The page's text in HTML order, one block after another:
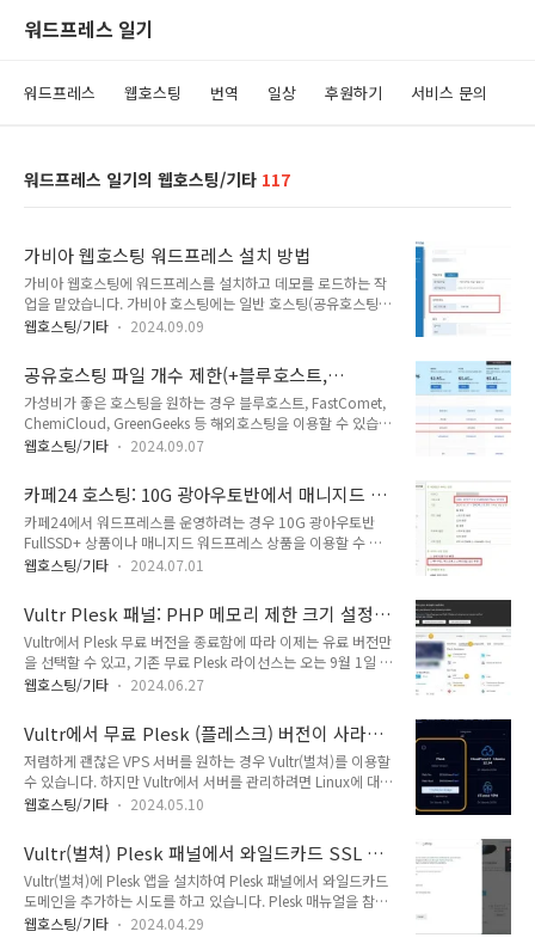
워드프레스 일기
워드프레스 웹호스팅 번역 일상 후원하기 서비스 문의
워드프레스 일기의 웹호스팅/기타 117
가비아 웹호스팅 워드프레스 설치 방법
가비아 웹호스팅에 워드프레스를 설치하고 데모를 로드하는 작
업을 맡았습니다. 가비아 호스팅에는 일반 호스팅(공유호스팅)
과 워드프레스 호스팅이 있습니다. 워드프레스 호스팅에 가입하
은 워드프레스 호스팅이 아닌 일반 웹호스팅 상품이었습니다.참
고로 가성비 좋은 웹호스팅을 원하는 경우 패스트코멧과 같은 해
외 공유호스팅이 하나의 옵션이 될 수 있습니다. 특히 블루호스
트와 비슷한 레벨의 케미클라우드(ChemiCloud)는 2024년 7
월 말에 서울 서버를 도입하여 국내에서도 속도가 빠릅니다.📍
워드프레스 설치 방법가비아에 웹호스팅을 추가하면 PHP 7.3
이 기본적으로 적용되는 것 같습니다. 먼저 ..
웹호스팅/기타 2024.09.09
공유호스팅 파일 개수 제한(+블루호스트,
FastComet, ChemiCloud 등) - 아이노드 제한
가성비가 좋은 호스팅을 원하는 경우 블루호스트, FastComet,
ChemiCloud, GreenGeeks 등 해외호스팅을 이용할 수 있습니
다. 공유호스팅에서는 트래픽과 공간이 무제한 제공되므로 저렴
다. 하지만 공유호스팅에서는 파일 개수 제한이 있습니다. 호스
팅에 따라 200,000개부터 500,000개 사이의 제한이 적용될
수 있습니다.비교적 저렴하면서 괜찮은 웹호스팅을 원하는 경우
패스트코멧, 케미클라우드와 같은 호스팅을 고려할 수 있습니다.
특히 케미클라우드는 서울 서버를 추가하여 우리나라에서도 빠
울 서버 추가케미클라우드(ChemiCloud)는 우리나라에는 덜
알려졌지만 ..
웹호스팅/기타 2024.09.07
카페24 호스팅: 10G 광아우토반에서 매니지드 워
드프레스로 변경 작업
카페24에서 워드프레스를 운영하려는 경우 10G 광아우토반
FullSSD+ 상품이나 매니지드 워드프레스 상품을 이용할 수 있
습니다. 매니지드 호스팅에서는 무료 SSL 인증서가 제공되므로
가 없습니다. 얼마 전까지 10G 광아우토반을 이용하다 매니지
드 워드프레스 호스팅으로 변경하려면 새롭게 계정을 만들어서
이전해야 했지만, 최근 10G 광아우토반에서 워드프레스 호스팅
으로 변경할 수 있는 옵션이 추가되었습니다.카페24 호스팅:
10G 광아우토반에서 매니지드 워드프레스로 변경 작업카페24
10G 광아우토반 FullSSD Plus에서 매니지드 워드프레스 호스
팅으로 변경할 수 있게 되었습니다.클..
웹호스팅/기타 2024.07.01
Vultr Plesk 패널: PHP 메모리 제한 크기 설정
변경하기
Vultr에서 Plesk 무료 버전을 종료함에 따라 이제는 유료 버전만
을 선택할 수 있고, 기존 무료 Plesk 라이선스는 오는 9월 1일 이
전에 유료 라이선스로 업그레이드하거나 다른 웹호스팅 업체로
많은 메모리를 요구할 수 있습니다. Plesk 패널을 사용하는 경우
플레스크 내에서 PHP 메모리 제한 크기를 변경할 수 있습니다.
📍 클라우드웨이즈 할인 프로모 코드 & 가입 방법Vultr Plesk 패
널: PHP 메모리 제한 크기 설정 변경하기벌쳐에서 Plesk 패널을
사용하는 경우 패널 내에서 PHP Memory Limit 등 PHP 설정
한 크기 값을 변경하는 것도 가능합니다..
웹호스팅/기타 2024.06.27
Vultr에서 무료 Plesk (플레스크) 버전이 사라졌
습니다
저렴하게 괜찮은 VPS 서버를 원하는 경우 Vultr(벌쳐)를 이용할
수 있습니다. 하지만 Vultr에서 서버를 관리하려면 Linux에 대한
지식이 필요합니다. Plesk 앱을 선택하면 Vultr에서 쉽게 도메인
에서는 무료 플레스크 버전을 제공했습니다만, 어제부터 무료 버
전이 Plesk 앱에서 제거되었습니다.📍 클라우드웨이즈 할인 프
로모 코드 & 가입 방법Vultr에서 무료 Plesk (플레스크) 버전이
사라졌습니다Vultr에서 서버 운영하는 것이 만만한 작업이 아니
지만, Plesk 패널을 사용하면 초보자도 어느 정도 사이트 관리가
웹호스팅/기타 2024.05.10
Vultr(벌쳐) Plesk 패널에서 와일드카드 SSL 인
증서 설치 실패
Vultr(벌쳐)에 Plesk 앱을 설치하여 Plesk 패널에서 와일드카드
도메인을 추가하는 시도를 하고 있습니다. Plesk 매뉴얼을 참조
하여 시도하고 있지만, 설명서가 다소 불친절한 것 같습니다. 며
웹호스팅/기타 2024.04.29